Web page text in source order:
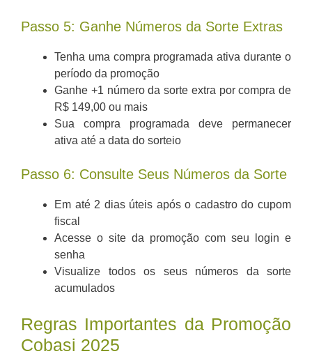
Passo 5: Ganhe Números da Sorte Extras
Tenha uma compra programada ativa durante o
período da promoção
Ganhe +1 número da sorte extra por compra de
R$ 149,00 ou mais
Sua compra programada deve permanecer
ativa até a data do sorteio
Passo 6: Consulte Seus Números da Sorte
Em até 2 dias úteis após o cadastro do cupom
fiscal
Acesse o site da promoção com seu login e
senha
Visualize todos os seus números da sorte
acumulados
Regras Importantes da Promoção
Cobasi 2025